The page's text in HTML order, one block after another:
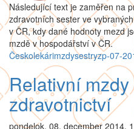
Následující text je zaměřen na
zdravotních sester ve
v ČR, kdy dané hodnoty mezd
mzdě v hospodářství v ČR.
Českolekárimzdysestryzp-07-
Relativní
zdravotnictví
pondelok, 08. december 2014,